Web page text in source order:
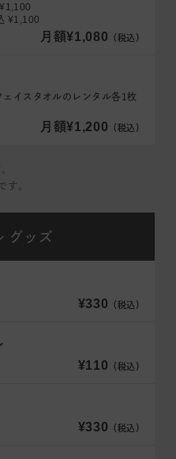
¥1,100
月額¥1,080 （税込）
イスタオルのレンタル各1枚
月額¥1,200 （税込）
す。
グッズ
¥330
（税込）
¥110
（税込）
¥330
（税込）